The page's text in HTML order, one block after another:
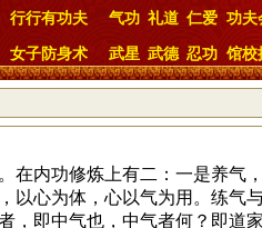
行行有功夫 气功 礼道 仁爱 功夫
女子防身术 武星 武德 忍功 馆校
在内功修炼上有二：一是养气
以心为体，心以气为用。练气
，即中气也，中气者何？即道